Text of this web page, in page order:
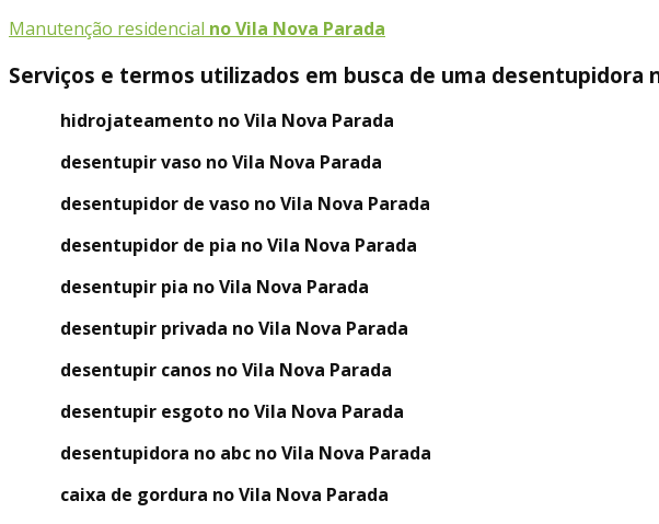
Manutenção residencial no Vila Nova Parada
Serviços e termos utilizados em busca de uma desentupidora
hidrojateamento no Vila Nova Parada
desentupir vaso no Vila Nova Parada
desentupidor de vaso no Vila Nova Parada
desentupidor de pia no Vila Nova Parada
desentupir pia no Vila Nova Parada
desentupir privada no Vila Nova Parada
desentupir canos no Vila Nova Parada
desentupir esgoto no Vila Nova Parada
desentupidora no abc no Vila Nova Parada
caixa de gordura no Vila Nova Parada